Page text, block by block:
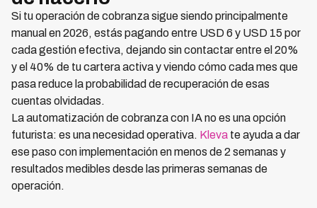
Si tu operación de cobranza sigue siendo principalmente
manual en 2026, estás pagando entre USD 6 y USD 15 por
cada gestión efectiva, dejando sin contactar entre el 20%
y el 40% de tu cartera activa y viendo cómo cada mes que
pasa reduce la probabilidad de recuperación de esas
cuentas olvidadas.
La automatización de cobranza con IA no es una opción
futurista: es una necesidad operativa. Kleva te ayuda a dar
ese paso con implementación en menos de 2 semanas y
resultados medibles desde las primeras semanas de
operación.